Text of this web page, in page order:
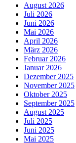
August 2026
Juli 2026
Juni 2026
Mai 2026
April 2026
März 2026
Februar 2026
Januar 2026
Dezember 2025
November 2025
Oktober 2025
September 2025
August 2025
Juli 2025
Juni 2025
Mai 2025